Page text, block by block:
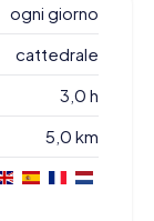
ogni giorno
cattedrale
3,0 h
5,0 km